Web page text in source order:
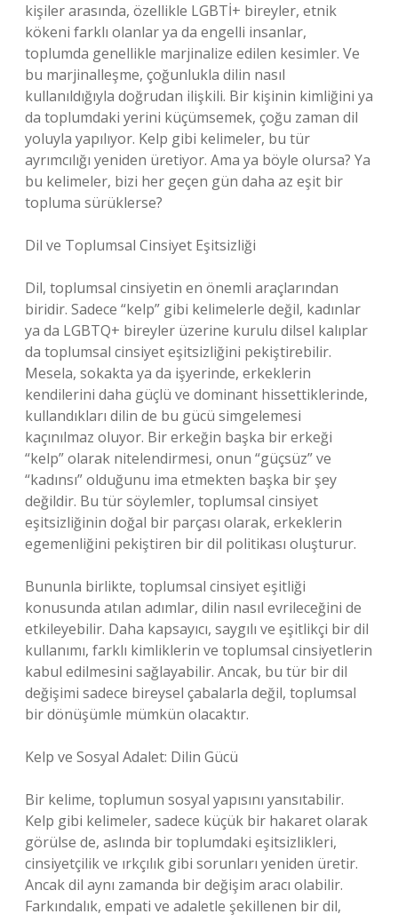
kişiler arasında, özellikle LGBTİ+ bireyler, etnik
kökeni farklı olanlar ya da engelli insanlar,
toplumda genellikle marjinalize edilen kesimler. Ve
bu marjinalleşme, çoğunlukla dilin nasıl
kullanıldığıyla doğrudan ilişkili. Bir kişinin kimliğini ya
da toplumdaki yerini küçümsemek, çoğu zaman dil
yoluyla yapılıyor. Kelp gibi kelimeler, bu tür
ayrımcılığı yeniden üretiyor. Ama ya böyle olursa? Ya
bu kelimeler, bizi her geçen gün daha az eşit bir
topluma sürüklerse?
Dil ve Toplumsal Cinsiyet Eşitsizliği
Dil, toplumsal cinsiyetin en önemli araçlarından
biridir. Sadece “kelp” gibi kelimelerle değil, kadınlar
ya da LGBTQ+ bireyler üzerine kurulu dilsel kalıplar
da toplumsal cinsiyet eşitsizliğini pekiştirebilir.
Mesela, sokakta ya da işyerinde, erkeklerin
kendilerini daha güçlü ve dominant hissettiklerinde,
kullandıkları dilin de bu gücü simgelemesi
kaçınılmaz oluyor. Bir erkeğin başka bir erkeği
“kelp” olarak nitelendirmesi, onun “güçsüz” ve
“kadınsı” olduğunu ima etmekten başka bir şey
değildir. Bu tür söylemler, toplumsal cinsiyet
eşitsizliğinin doğal bir parçası olarak, erkeklerin
egemenliğini pekiştiren bir dil politikası oluşturur.
Bununla birlikte, toplumsal cinsiyet eşitliği
konusunda atılan adımlar, dilin nasıl evrileceğini de
etkileyebilir. Daha kapsayıcı, saygılı ve eşitlikçi bir dil
kullanımı, farklı kimliklerin ve toplumsal cinsiyetlerin
kabul edilmesini sağlayabilir. Ancak, bu tür bir dil
değişimi sadece bireysel çabalarla değil, toplumsal
bir dönüşümle mümkün olacaktır.
Kelp ve Sosyal Adalet: Dilin Gücü
Bir kelime, toplumun sosyal yapısını yansıtabilir.
Kelp gibi kelimeler, sadece küçük bir hakaret olarak
görülse de, aslında bir toplumdaki eşitsizlikleri,
cinsiyetçilik ve ırkçılık gibi sorunları yeniden üretir.
Ancak dil aynı zamanda bir değişim aracı olabilir.
Farkındalık, empati ve adaletle şekillenen bir dil,